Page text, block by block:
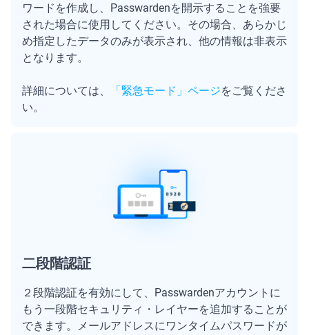
ワードを作成し、Passwardenを開示することを強要
された場合に使用してください。その場合、あらかじ
め指定したデータのみが表示され、他の情報は非表示
となります。
詳細については、 「緊急モード」ページをご覧くださ
い。
二段階認証
２段階認証を有効にして、Passwardenアカウントに
もう一段階セキュリティ・レイヤーを追加することが
できます。メールアドレスにワンタイムパスワードが